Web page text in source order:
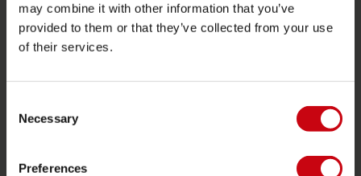
may combine it with other information that you’ve
provided to them or that they’ve collected from your use
of their services.
Selection
Necessary
Preferences
Word Jobe dealer
PRODUCT CATEGORIEËN